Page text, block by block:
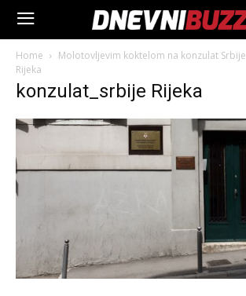
Home Molotovljevim koktelom na konzulat Srbije
Rijeka
konzulat_srbije Rijeka